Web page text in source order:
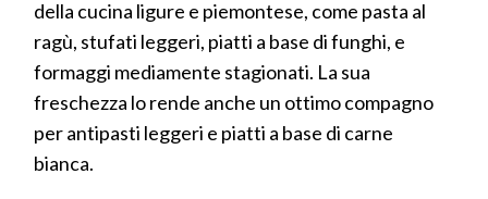
della cucina ligure e piemontese, come pasta al
ragù, stufati leggeri, piatti a base di funghi, e
formaggi mediamente stagionati. La sua
freschezza lo rende anche un ottimo compagno
per antipasti leggeri e piatti a base di carne
bianca.